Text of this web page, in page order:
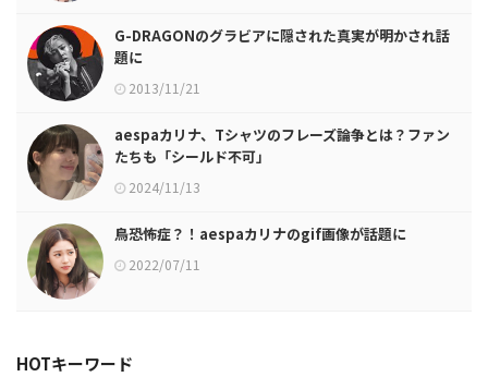
G-DRAGONのグラビアに隠された真実が明かされ話
題に
2013/11/21
aespaカリナ、Tシャツのフレーズ論争とは？ファン
たちも「シールド不可」
2024/11/13
鳥恐怖症？！aespaカリナのgif画像が話題に
2022/07/11
HOTキーワード